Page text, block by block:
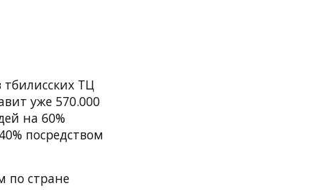
тбилисских ТЦ
уже 570.000
на 60%
посредством
по стране